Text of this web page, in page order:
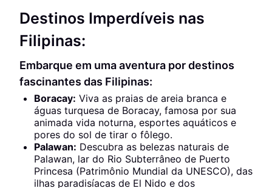
Destinos Imperdíveis nas
Filipinas:
Embarque em uma aventura por destinos
fascinantes das Filipinas:
Boracay: Viva as praias de areia branca e
águas turquesa de Boracay, famosa por sua
animada vida noturna, esportes aquáticos e
pores do sol de tirar o fôlego.
Palawan: Descubra as belezas naturais de
Palawan, lar do Rio Subterrâneo de Puerto
Princesa (Patrimônio Mundial da UNESCO), das
ilhas paradisíacas de El Nido e dos